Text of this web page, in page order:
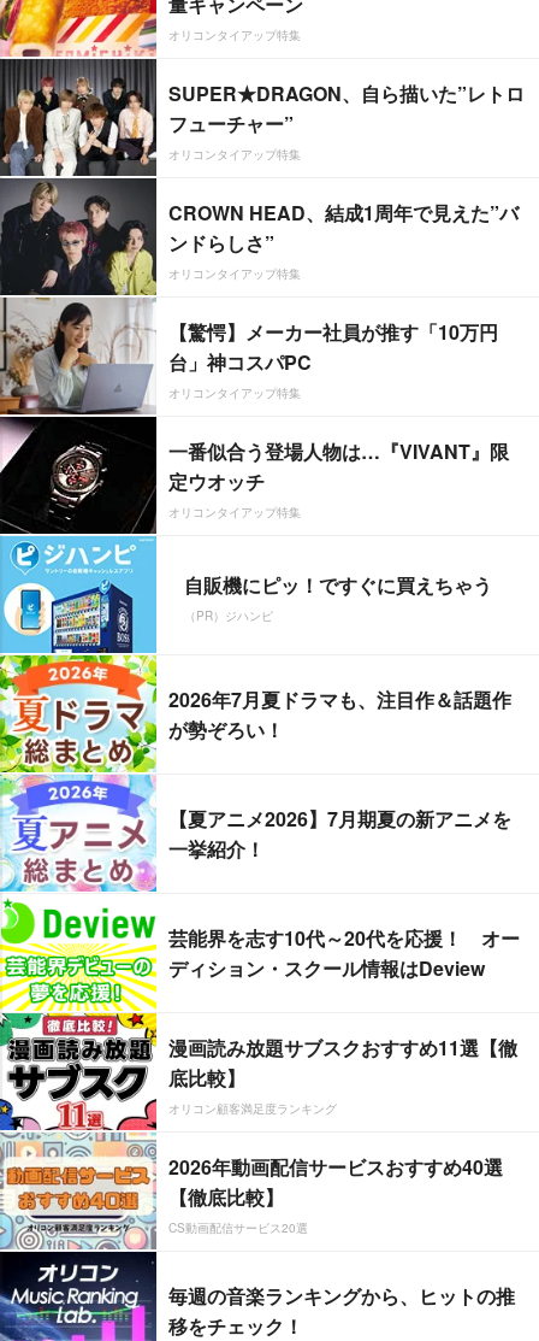
オリコンタイアップ特集
SUPER★DRAGON、自ら描いた”レトロ
フューチャー”
オリコンタイアップ特集
CROWN HEAD、結成1周年で見えた”バ
ンドらしさ”
オリコンタイアップ特集
【驚愕】メーカー社員が推す「10万円
台」神コスパPC
オリコンタイアップ特集
一番似合う登場人物は…『VIVANT』限
定ウオッチ
オリコンタイアップ特集
自販機にピッ！ですぐに買えちゃう
（PR）ジハンピ
2026年7月夏ドラマも、注目作＆話題作
が勢ぞろい！
【夏アニメ2026】7月期夏の新アニメを
一挙紹介！
芸能界を志す10代～20代を応援！ オー
ディション・スクール情報はDeview
漫画読み放題サブスクおすすめ11選【徹
底比較】
オリコン顧客満足度ランキング
2026年動画配信サービスおすすめ40選
【徹底比較】
CS動画配信サービス20選
毎週の音楽ランキングから、ヒットの推
移をチェック！